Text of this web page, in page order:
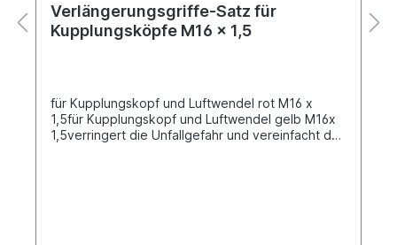
Verlängerungsgriffe-Satz für
Kupplungsköpfe M16 x 1,5
für Kupplungskopf und Luftwendel rot M16 x
1,5für Kupplungskopf und Luftwendel gelb M16x
1,5verringert die Unfallgefahr und vereinfacht das